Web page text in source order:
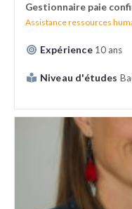
Gestionnaire paie
Assistance ressources
Expérience 10 ans
Niveau d'études